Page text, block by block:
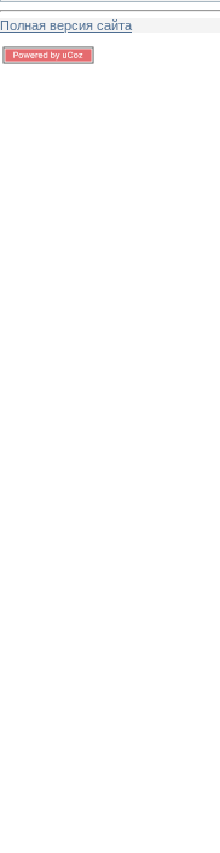
Полная версия сайта